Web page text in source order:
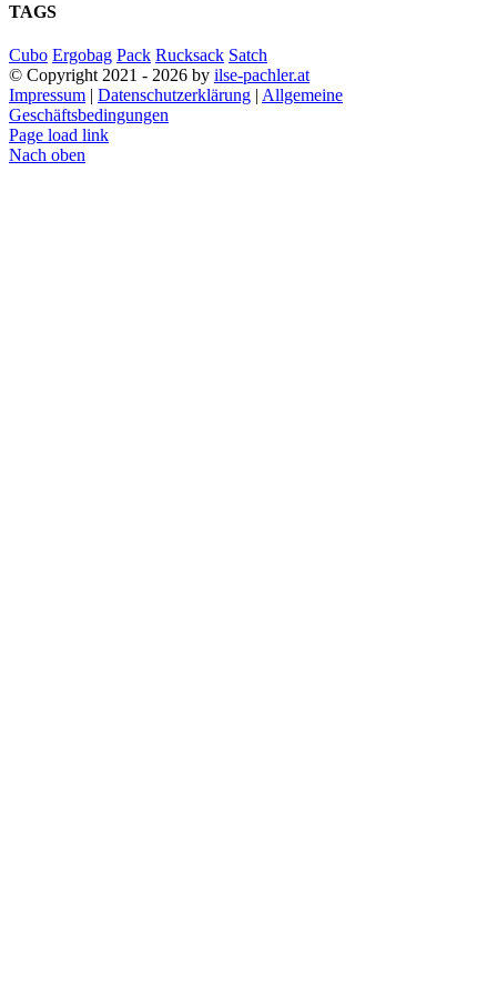
TAGS
Cubo Ergobag Pack Rucksack Satch
© Copyright 2021 - 2026 by ilse-pachler.at
Impressum | Datenschutzerklärung | Allgemeine
Geschäftsbedingungen
Page load link
Nach oben